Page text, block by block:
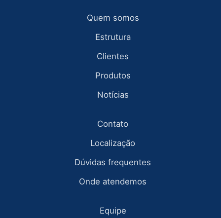
Quem somos
Estrutura
Clientes
Produtos
Notícias
Contato
Localização
Dúvidas frequentes
Onde atendemos
Equipe